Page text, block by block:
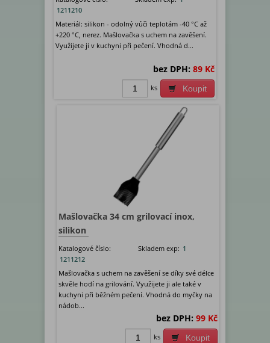
1211210
Materiál: silikon - odolný vůči teplotám -40 °C až
+220 °C, nerez. Mašlovačka s uchem na zavěšení.
Využijete ji v kuchyni při pečení. Vhodná d...
bez DPH: 89 Kč
Koupit
ks
Mašlovačka 34 cm grilovací inox,
silikon
Katalogové číslo:
1211212
Skladem exp: 1
Mašlovačka s uchem na zavěšení se díky své délce
skvěle hodí na grilování. Využijete ji ale také v
kuchyni při běžném pečení. Vhodná do myčky na
nádob...
bez DPH: 99 Kč
Koupit
ks